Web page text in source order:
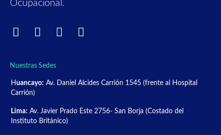
Ocupacional.
Nuestras Sedes
H uancayo: Av. Daniel Alcides Carrión 1545 (frente al Hospital
Carrión)
Lima: Av. Javier Prado Este 2756- San Borja (Costado del
Instituto Británico)